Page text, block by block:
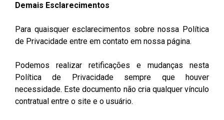
Demais Esclarecimentos
Para quaisquer esclarecimentos sobre nossa Política
de Privacidade entre em contato em nossa página.
Podemos realizar retificações e mudanças nesta
Política de Privacidade sempre que houver
necessidade. Este documento não cria qualquer vínculo
contratual entre o site e o usuário.